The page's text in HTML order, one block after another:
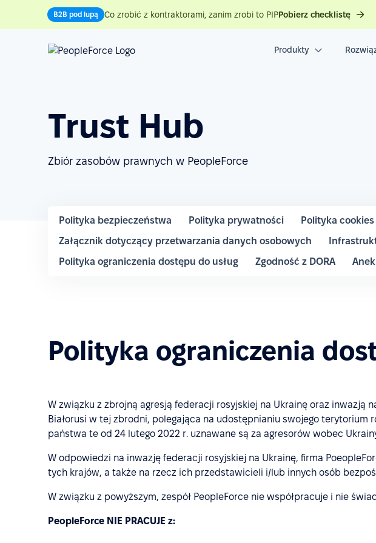
B2B pod lupą Co zrobić z kontraktorami, zanim zrobi to PIPPobierz checklistę
Produkty
Trust Hub
Zbiór zasobów prawnych w PeopleForce
Polityka bezpieczeństwa Polityka prywatności Polityka cookies
Załącznik dotyczący przetwarzania danych osobowych
Polityka ograniczenia dostępu do usług
Zgodność z DORA
Polityka ograniczenia
W związku z zbrojną agresją federacji rosyjskiej na Ukrainę oraz inwazją
Białorusi w tej zbrodni, polegająca na udostępnianiu swojego
państwa te od 24 lutego 2022 r. uznawane są za agresorów wobec
W odpowiedzi na inwazję federacji rosyjskiej na Ukrainę, firma
tych krajów, a także na rzecz ich przedstawicieli i/lub innych osób
W związku z powyższym, zespół PeopleForce nie współpracuje i nie
PeopleForce NIE PRACUJE z: